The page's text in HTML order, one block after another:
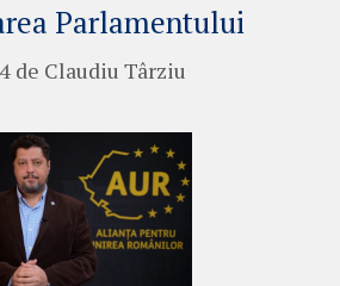
Parlamentului
de Claudiu Târziu